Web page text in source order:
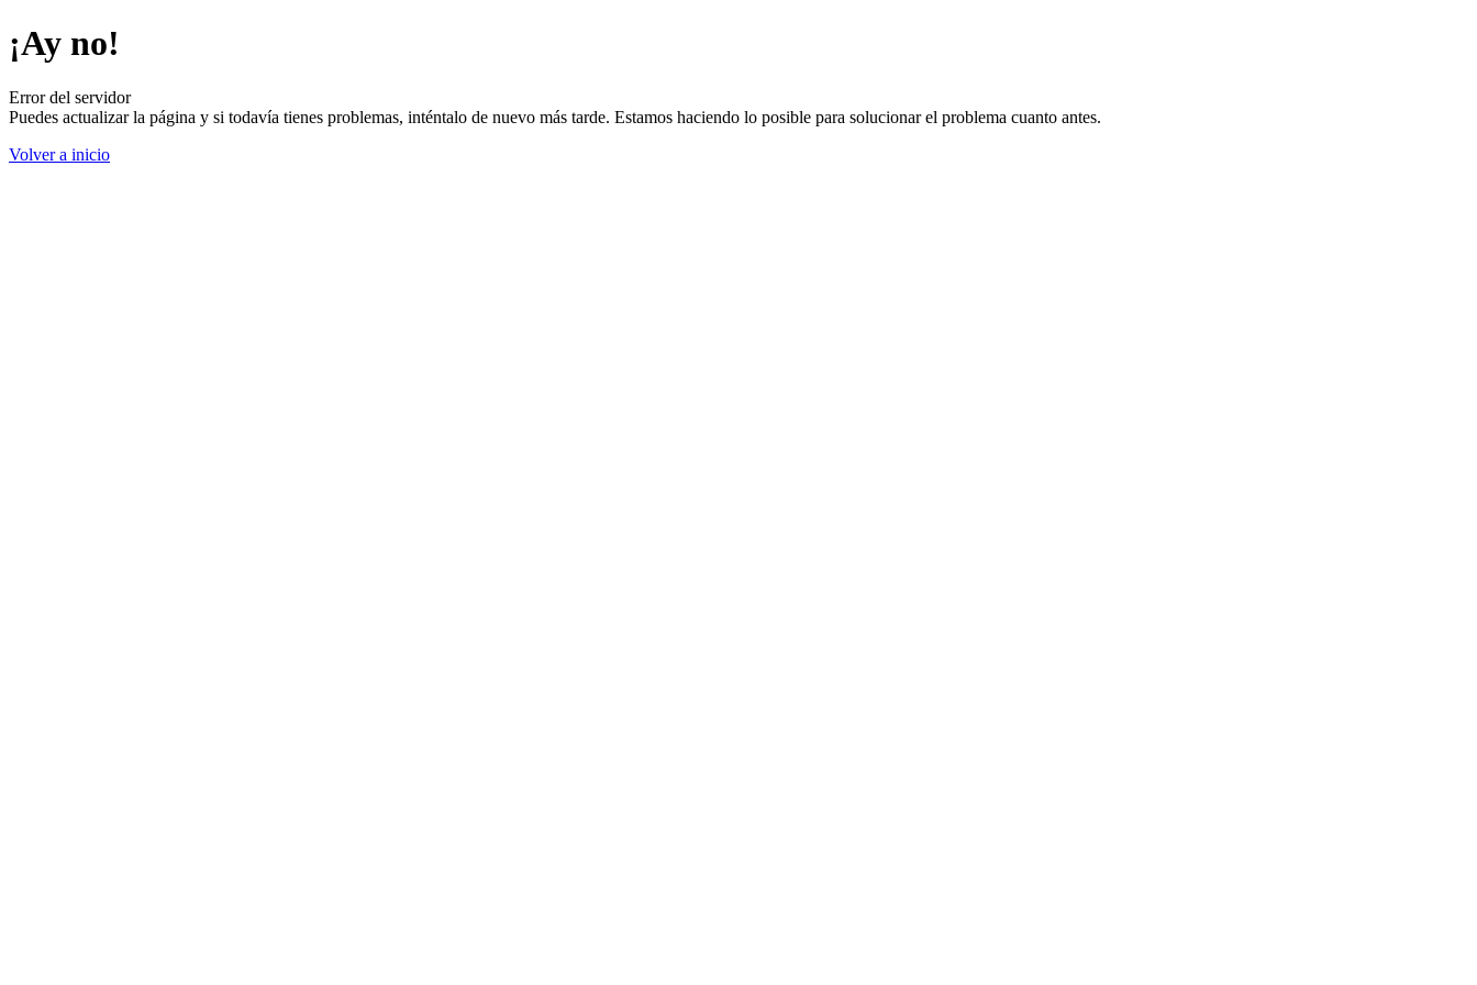
¡Ay no!
Error del servidor
Puedes actualizar la página y si todavía tienes problemas, inténtalo de nuevo más tarde. Estamos haciendo lo posible para solucionar el problema cuanto antes.
Volver a inicio